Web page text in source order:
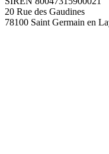
20 Rue des Gaudines
78100 Saint Germain en